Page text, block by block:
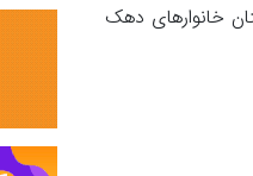
1404 به حساب سرپرستان خانوارهای دهک